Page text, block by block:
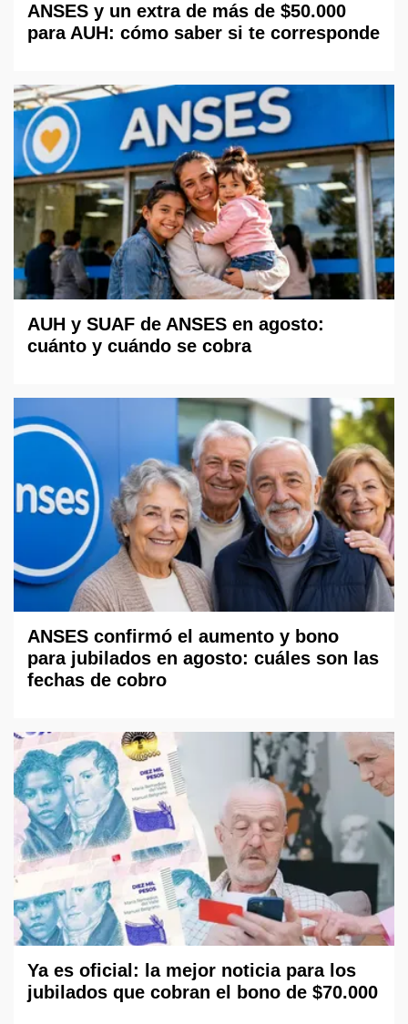
ANSES y un extra de más de $50.000
para AUH: cómo saber si te corresponde
AUH y SUAF de ANSES en agosto:
cuánto y cuándo se cobra
ANSES confirmó el aumento y bono
para jubilados en agosto: cuáles son las
fechas de cobro
Ya es oficial: la mejor noticia para los
jubilados que cobran el bono de $70.000